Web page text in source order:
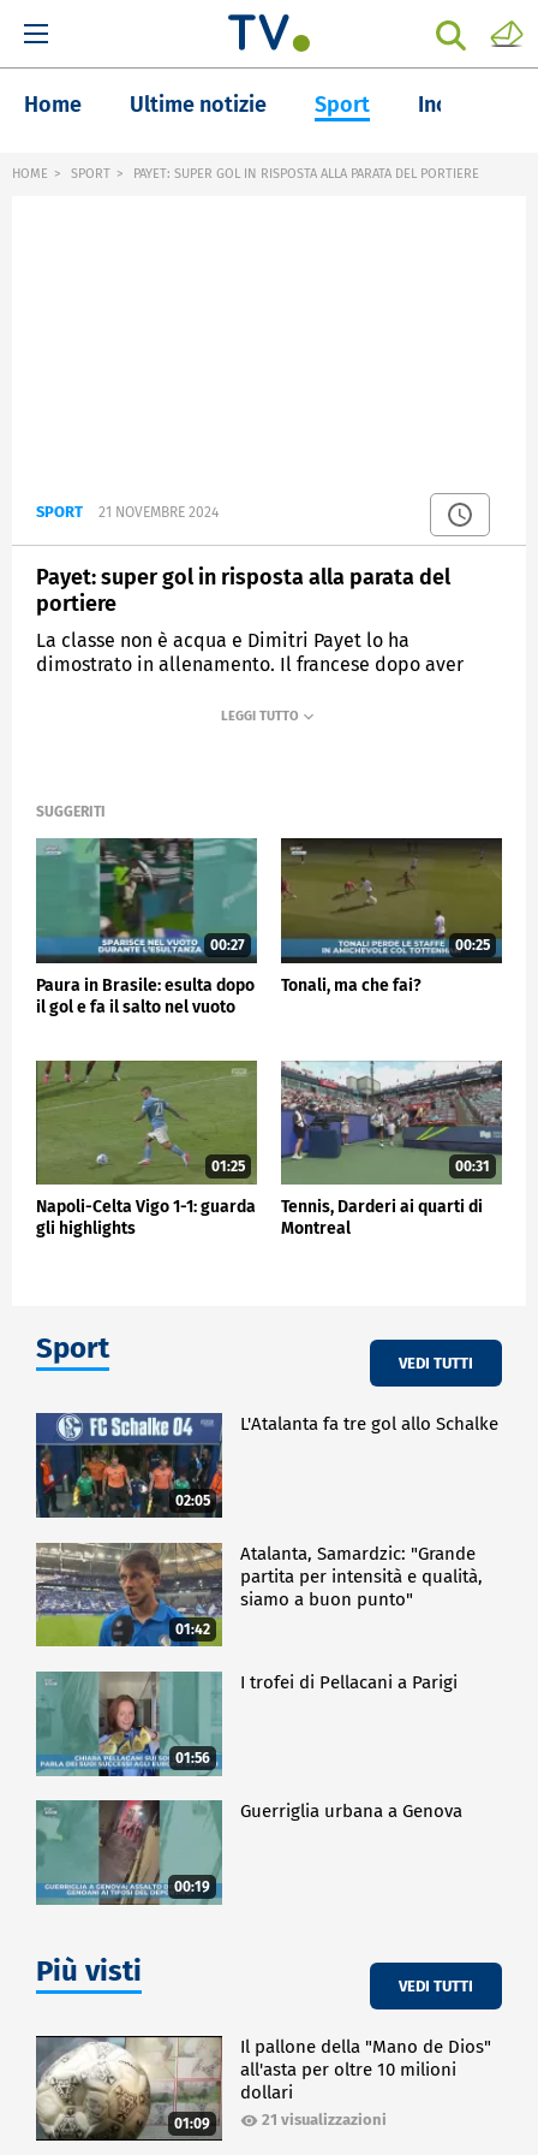
Home Ultime notizie Sport Inchieste
HOME SPORT PAYET: SUPER GOL IN RISPOSTA ALLA PARATA DEL PORTIERE
SPORT 21 NOVEMBRE 2024
Payet: super gol in risposta alla parata del
portiere
La classe non è acqua e Dimitri Payet lo ha
dimostrato in allenamento. Il francese dopo aver
SUGGERITI
00:27
Paura in Brasile: esulta dopo
il gol e fa il salto nel vuoto
00:25
Tonali, ma che fai?
01:25
Napoli-Celta Vigo 1-1: guarda
gli highlights
00:31
Tennis, Darderi ai quarti di
Montreal
Sport VEDI TUTTI
02:05
L'Atalanta fa tre gol allo Schalke
01:42
Atalanta, Samardzic: "Grande
partita per intensità e qualità,
siamo a buon punto"
01:56
I trofei di Pellacani a Parigi
00:19
Guerriglia urbana a Genova
Più visti VEDI TUTTI
01:09
Il pallone della "Mano de Dios"
all'asta per oltre 10 milioni
dollari
21 visualizzazioni